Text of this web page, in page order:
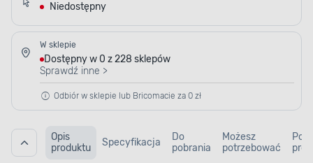
Niedostępny
W sklepie
Dostępny w 0 z 228 sklepów
Sprawdź inne >
Odbiór w sklepie lub Bricomacie za 0 zł
Opis
produktu
Specyfikacja
Do
pobrania
Możesz
potrzebować